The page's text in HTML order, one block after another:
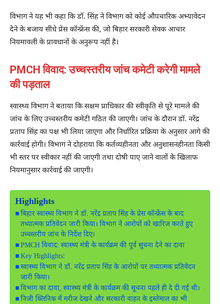
विभाग ने यह भी कहा कि डॉ. सिंह ने विभाग को कोई औपचारिक अभ्यावेदन
देने के बजाय सीधे प्रेस कॉन्फ्रेंस की, जो बिहार सरकारी सेवक आचार
नियमावली के प्रावधानों के अनुरूप नहीं है।
PMCH विवाद: उच्चस्तरीय जांच कमेटी करेगी मामले
की पड़ताल
स्वास्थ्य विभाग ने बताया कि सक्षम प्राधिकार की स्वीकृति से पूरे मामले की
जांच के लिए उच्चस्तरीय कमेटी गठित की जाएगी। जांच के दौरान डॉ. नरेंद्र
प्रताप सिंह का पक्ष भी लिया जाएगा और निर्धारित प्रक्रिया के अनुसार आगे की
कार्रवाई होगी। विभाग ने दोहराया कि कर्तव्यहीनता और अनुशासनहीनता किसी
भी स्तर पर स्वीकार नहीं की जाएगी तथा दोषी पाए जाने वालों के खिलाफ
नियमानुसार कार्रवाई की जाएगी।
Highlights
बिहार स्वास्थ्य विभाग ने डॉ. नरेंद्र प्रताप सिंह के प्रेस कॉन्फ्रेंस के बाद
तथ्यात्मक प्रतिवेदन जारी किया। विभाग ने आरोपों को खारिज करते हुए
उच्चस्तरीय जांच के निर्देश दिए।
PMCH विवाद: स्वास्थ्य मंत्री के कार्यक्रम की पूर्व सूचना देने का दावा
Key Highlights:
स्वास्थ्य विभाग ने डॉ. नरेंद्र प्रताप सिंह के आरोपों पर तथ्यात्मक प्रतिवेदन
जारी किया।
विभाग का दावा, स्वास्थ्य मंत्री के कार्यक्रम की सूचना पहले ही दे दी गई थी।
निजी क्लिनिक में मरीज देखने और सरकारी वाहन के इस्तेमाल का भी